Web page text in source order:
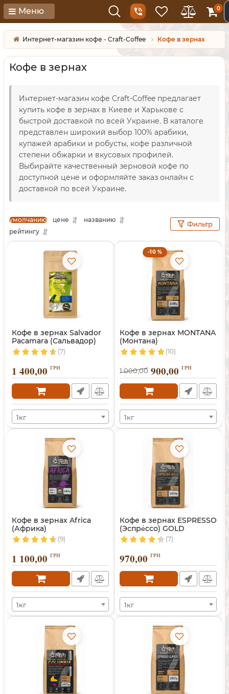
Меню 0
Интернет-магазин кофе - Craft-Coffee Кофе в зернах
Кофе в зернах
Интернет-магазин кофе Craft-Coffee предлагает
купить кофе в зернах в Киеве и Харькове с
быстрой доставкой по всей Украине. В каталоге
представлен широкий выбор 100% арабики,
купажей арабики и робусты, кофе различной
степени обжарки и вкусовых профилей.
Выбирайте качественный зерновой кофе по
доступной цене и оформляйте заказ онлайн с
доставкой по всей Украине.
умолчанию цене
названию
рейтингу
Фильтр
Кофе в зернах Salvador
Pacamara (Сальвадор)
(7)
1 400,00 ГРН
1кг
-10 %
Кофе в зернах MONTANA
(Монтана)
(10)
1 000,00 900,00 ГРН
1кг
Кофе в зернах Africa
(Африка)
(9)
1 100,00 ГРН
1кг
Кофе в зернах ESPRESSO
(Эспре́ссо) GOLD
(7)
970,00 ГРН
1кг